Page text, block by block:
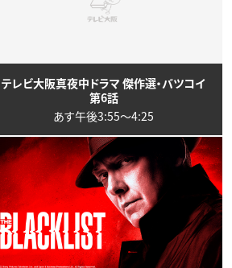
テレビ大阪真夜中ドラマ 傑作選・バツコイ
第6話
あす午後3:55〜4:25